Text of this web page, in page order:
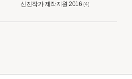
신진작가 제작지원 2016 (4)